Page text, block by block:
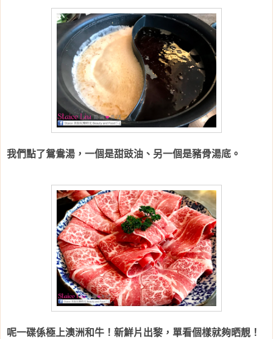
我們點了鴛鴦湯，一個是甜豉油、另一個是豬骨湯底。
呢一碟係極上澳洲和牛！新鮮片出黎，單看個樣就夠晒靚！